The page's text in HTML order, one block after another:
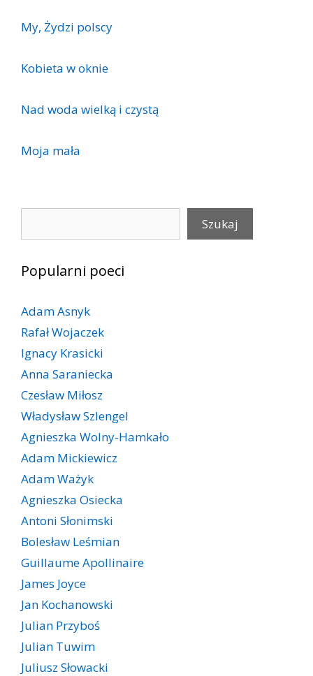
My, Żydzi polscy
Kobieta w oknie
Nad woda wielką i czystą
Moja mała
Szukaj
Popularni poeci
Adam Asnyk
Rafał Wojaczek
Ignacy Krasicki
Anna Saraniecka
Czesław Miłosz
Władysław Szlengel
Agnieszka Wolny-Hamkało
Adam Mickiewicz
Adam Ważyk
Agnieszka Osiecka
Antoni Słonimski
Bolesław Leśmian
Guillaume Apollinaire
James Joyce
Jan Kochanowski
Julian Przyboś
Julian Tuwim
Juliusz Słowacki